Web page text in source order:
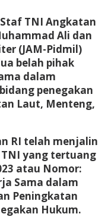
TNI Angkatan
Ali dan
(JAM-Pidmil)
belah pihak
dalam
penegakan
Laut, Menteng,
RI telah menjalin
yang tertuang
atau Nomor:
Sama dalam
Peningkatan
Hukum.